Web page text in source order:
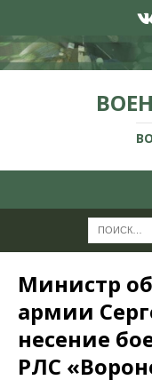
Министр
армии
несение
РЛС